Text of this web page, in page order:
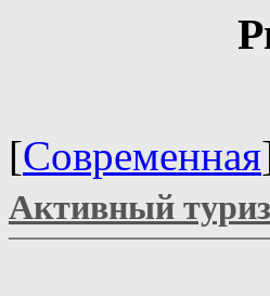
[Современная
Активный